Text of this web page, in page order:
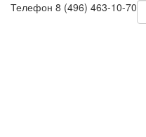
Телефон 8 (496) 463-10-70